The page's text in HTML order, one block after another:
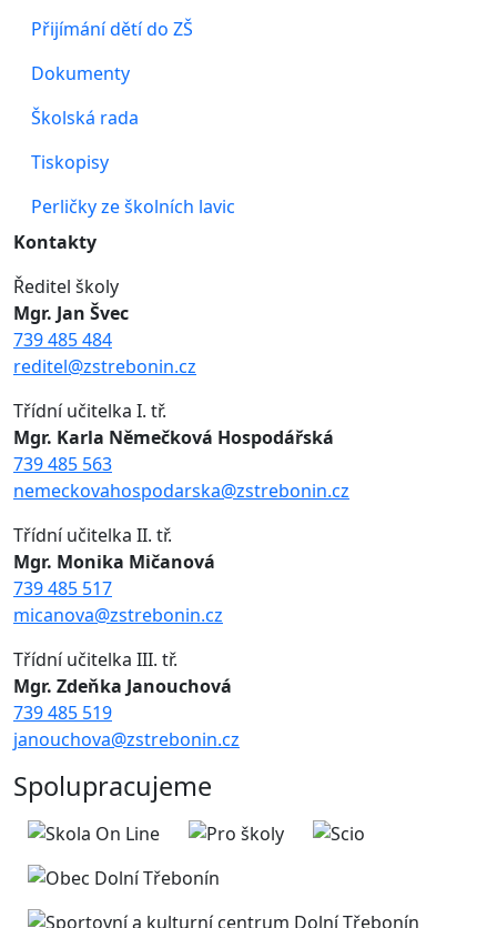
Přijímání dětí do ZŠ
Dokumenty
Školská rada
Tiskopisy
Perličky ze školních lavic
Kontakty
Ředitel školy
Mgr. Jan Švec
739 485 484
reditel@zstrebonin.cz
Třídní učitelka I. tř.
Mgr. Karla Němečková Hospodářská
739 485 563
nemeckovahospodarska@zstrebonin.cz
Třídní učitelka II. tř.
Mgr. Monika Mičanová
739 485 517
micanova@zstrebonin.cz
Třídní učitelka III. tř.
Mgr. Zdeňka Janouchová
739 485 519
janouchova@zstrebonin.cz
Spolupracujeme